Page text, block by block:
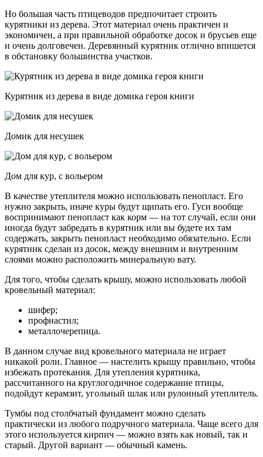
Но большая часть птицеводов предпочитает строить
курятники из дерева. Этот материал очень практичен и
экономичен, а при правильной обработке досок и брусьев еще
и очень долговечен. Деревянный курятник отлично впишется
в обстановку большинства участков.
Курятник из дерева в виде домика героя книги
Домик для несушек
Дом для кур, с вольером
В качестве утеплителя можно использовать пенопласт. Его
нужно закрыть, иначе куры будут щипать его. Гуси вообще
воспринимают пенопласт как корм — на тот случай, если они
иногда будут забредать в курятник или вы будете их там
содержать, закрыть пенопласт необходимо обязательно. Если
курятник сделан из досок, между внешним и внутренним
слоями можно расположить минеральную вату.
Для того, чтобы сделать крышу, можно использовать любой
кровельный материал:
шифер;
профнастил;
металлочерепица.
В данном случае вид кровельного материала не играет
никакой роли. Главное — настелить крышу правильно, чтобы
избежать протекания. Для утепления курятника,
рассчитанного на круглогодичное содержание птицы,
подойдут керамзит, угольный шлак или рулонный утеплитель.
Тумбы под столбчатый фундамент можно сделать
практически из любого подручного материала. Чаще всего для
этого используется кирпич — можно взять как новый, так и
старый. Другой вариант — обычный камень.